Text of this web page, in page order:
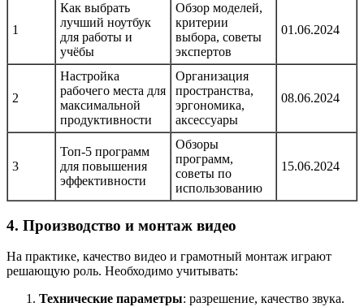
1
Как выбрать
лучший ноутбук
для работы и
учёбы
Обзор моделей,
критерии
выбора, советы
экспертов
01.06.2024
2
Настройка
рабочего места для
максимальной
продуктивности
Организация
пространства,
эргономика,
аксессуары
08.06.2024
3
Топ-5 программ
для повышения
эффективности
Обзоры
программ,
советы по
использованию
15.06.2024
4. Производство и монтаж видео
На практике, качество видео и грамотный монтаж играют
решающую роль. Необходимо учитывать:
Технические параметры: разрешение, качество звука.